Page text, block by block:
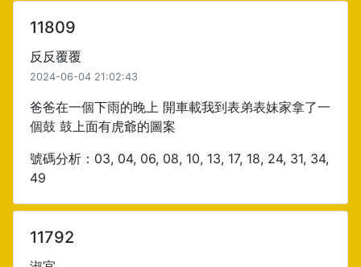
11809
反反覆覆
2024-06-04 21:02:43
爸爸在一個下雨的晚上 開車載我到表弟表妹家拿了一
個鼓 鼓上面有虎爺的圖案
號碼分析：03, 04, 06, 08, 10, 13, 17, 18, 24, 31, 34,
49
11792